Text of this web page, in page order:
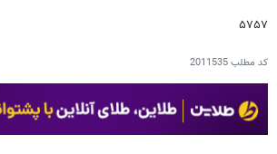
۵۷۵۷
کد مطلب2011535